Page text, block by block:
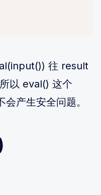
往 result
以 eval() 这个
产生安全问题。